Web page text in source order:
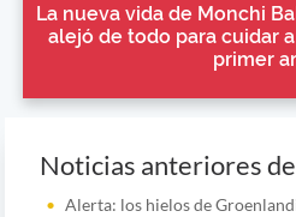
La nueva vida de Monchi
alejó de todo para cuidar
primer
Noticias anteriores
Alerta: los hielos de